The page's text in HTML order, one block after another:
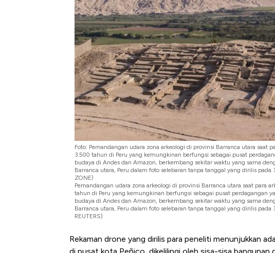
Foto: Pemandangan udara zona arkeologi di provinsi Barranca utara saat
3.500 tahun di Peru yang kemungkinan berfungsi sebagai pusat
budaya di Andes dan Amazon, berkembang sekitar waktu yang sama
Barranca utara, Peru dalam foto selebaran tanpa tanggal yang dirilis pada
ZONE)
Pemandangan udara zona arkeologi di provinsi Barranca utara saat para
tahun di Peru yang kemungkinan berfungsi sebagai pusat perdagangan
budaya di Andes dan Amazon, berkembang sekitar waktu yang sama
Barranca utara, Peru dalam foto selebaran tanpa tanggal yang dirilis
REUTERS)
Rekaman drone yang dirilis para peneliti menunjukkan